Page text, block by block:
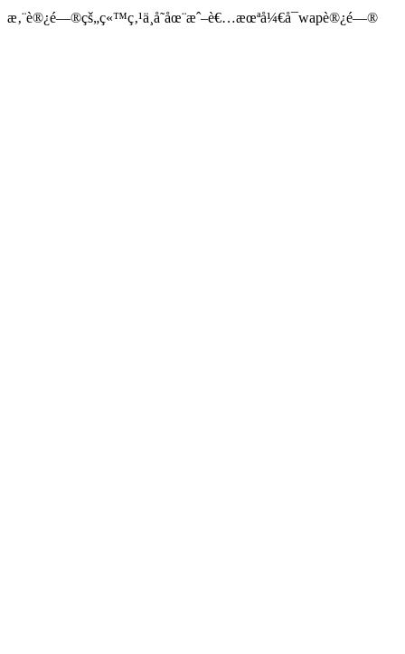
æ‚¨è®¿é—®çš„ç«™ç‚¹ä¸å­˜åœ¨æˆ–è€…æœªå¼€å¯wapè®¿é—®